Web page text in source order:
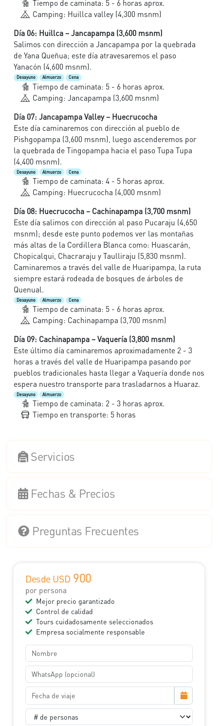
Tiempo de caminata: 5 - 6 horas aprox.
Camping: Huillca valley (4,300 msnm)
Día 06: Huillca – Jancapampa (3,600 msnm)
Salimos con dirección a Jancapampa por la quebrada
de Yana Queñua; este día atravesaremos el paso
Yanacón (4,600 msnm).
Desayuno Almuerzo Cena
Tiempo de caminata: 5 - 6 horas aprox.
Camping: Jancapampa (3,600 msnm)
Día 07: Jancapampa Valley – Huecrucocha
Este día caminaremos con dirección al pueblo de
Pishgopampa (3,600 msnm), luego ascenderemos por
la quebrada de Tingopampa hacia el paso Tupa Tupa
(4,400 msnm).
Desayuno Almuerzo Cena
Tiempo de caminata: 4 - 5 horas aprox.
Camping: Huecrucocha (4,000 msnm)
Día 08: Huecrucocha – Cachinapampa (3,700 msnm)
Este día salimos con dirección al paso Pucaraju (4,650
msnm); desde este punto podemos ver las montañas
más altas de la Cordillera Blanca como: Huascarán,
Chopicalqui, Chacraraju y Taulliraju (5,830 msnm).
Caminaremos a través del valle de Huaripampa, la ruta
siempre estará rodeada de bosques de árboles de
Quenual.
Desayuno Almuerzo Cena
Tiempo de caminata: 5 - 6 horas aprox.
Camping: Cachinapampa (3,700 msnm)
Día 09: Cachinapampa – Vaquería (3,800 msnm)
Este último día caminaremos aproximadamente 2 - 3
horas a través del valle de Huaripampa pasando por
pueblos tradicionales hasta llegar a Vaquería donde nos
espera nuestro transporte para trasladarnos a Huaraz.
Desayuno Almuerzo
Tiempo de caminata: 2 - 3 horas aprox.
Tiempo en transporte: 5 horas
Servicios
Fechas & Precios
Preguntas Frecuentes
Desde USD 900
por persona
Mejor precio garantizado
Control de calidad
Tours cuidadosamente seleccionados
Empresa socialmente responsable